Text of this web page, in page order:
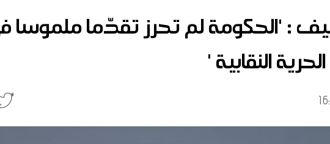
: 'الحكومة لم تحرز تقدّما ملموسا
النقابية '